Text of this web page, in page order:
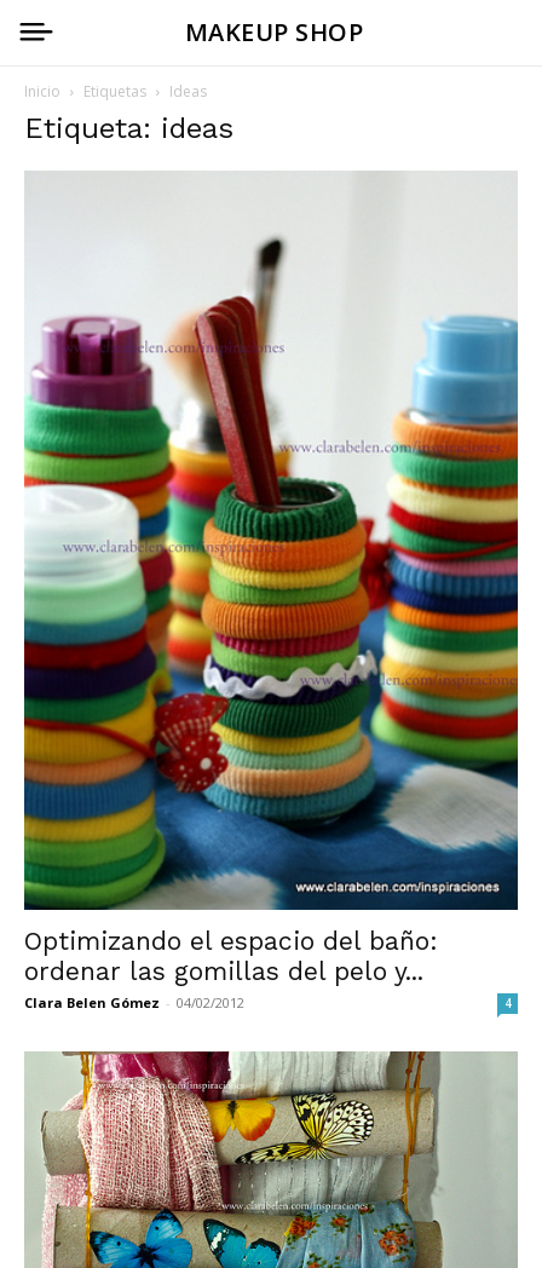
MAKEUP SHOP
Inicio Etiquetas Ideas
Etiqueta: ideas
Optimizando el espacio del baño:
ordenar las gomillas del pelo y...
Clara Belen Gómez - 04/02/2012 4